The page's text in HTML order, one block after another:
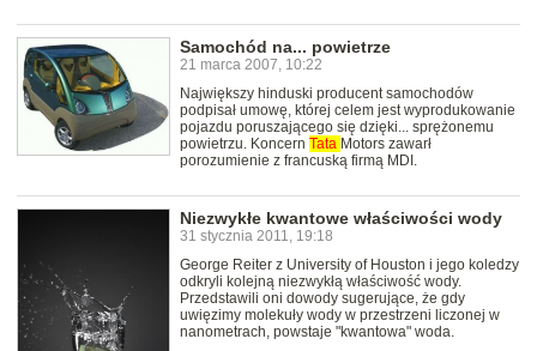
Samochód na... powietrze
21 marca 2007, 10:22
Największy hinduski producent samochodów
podpisał umowę, której celem jest wyprodukowanie
pojazdu poruszającego się dzięki... sprężonemu
powietrzu. Koncern Tata Motors zawarł
porozumienie z francuską firmą MDI.
Niezwykłe kwantowe właściwości wody
31 stycznia 2011, 19:18
George Reiter z University of Houston i jego koledzy
odkryli kolejną niezwykłą właściwość wody.
Przedstawili oni dowody sugerujące, że gdy
uwięzimy molekuły wody w przestrzeni liczonej w
nanometrach, powstaje "kwantowa" woda.